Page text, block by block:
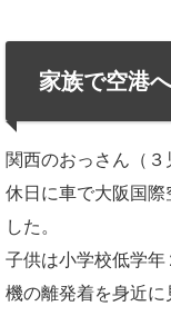
家族で空港
関西のおっさん（３
休日に車で大阪国際
した。
子供は小学校低学
機の離発着を身近に